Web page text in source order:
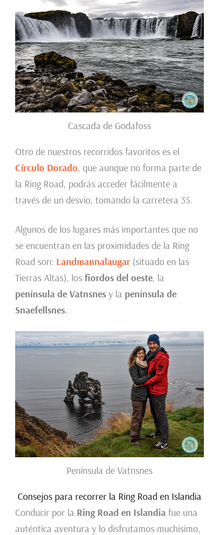
Cascada de Godafoss
Otro de nuestros recorridos favoritos es el
Círculo Dorado, que aunque no forma parte de
la Ring Road, podrás acceder fácilmente a
través de un desvío, tomando la carretera 35.
Algunos de los lugares más importantes que no
se encuentran en las proximidades de la Ring
Road son: Landmannalaugar (situado en las
Tierras Altas), los fiordos del oeste, la
península de Vatnsnesy la península de
Snaefellsnes.
Península de Vatnsnes
Consejos para recorrer la Ring Road en Islandia
Conducir por la Ring Road en Islandia fue una
auténtica aventura y lo disfrutamos muchísimo,